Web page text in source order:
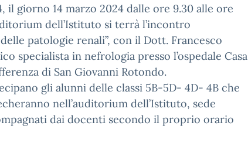
il giorno 14 marzo 2024 dalle ore 9.30 alle ore
dell’Istituto si terrà l’incontro
patologie renali”, con il Dott. Francesco
specialista in nefrologia presso l’ospedale Casa
di San Giovanni Rotondo.
gli alunni delle classi 5B-5D- 4D- 4B che
nell’auditorium dell’Istituto, sede
dai docenti secondo il proprio orario